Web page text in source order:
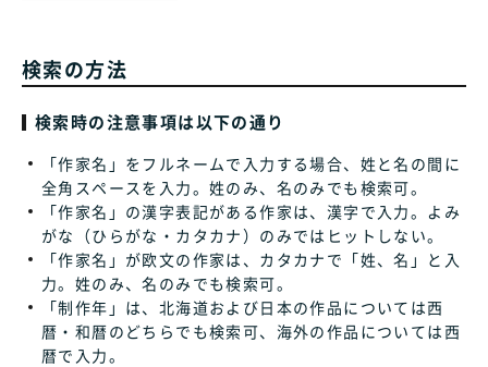
検索の方法
検索時の注意事項は以下の通り
「作家名」をフルネームで入力する場合、姓と名の間に
全角スペースを入力。姓のみ、名のみでも検索可。
「作家名」の漢字表記がある作家は、漢字で入力。よみ
がな（ひらがな・カタカナ）のみではヒットしない。
「作家名」が欧文の作家は、カタカナで「姓、名」と入
力。姓のみ、名のみでも検索可。
「制作年」は、北海道および日本の作品については西
暦・和暦のどちらでも検索可、海外の作品については西
暦で入力。